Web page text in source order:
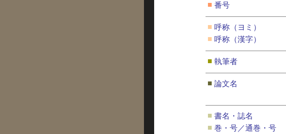
■ 番号
■ 呼称（ヨミ）
■ 呼称（漢字）
■ 執筆者
■ 論文名
■ 書名・誌名
■ 巻・号／通巻・号